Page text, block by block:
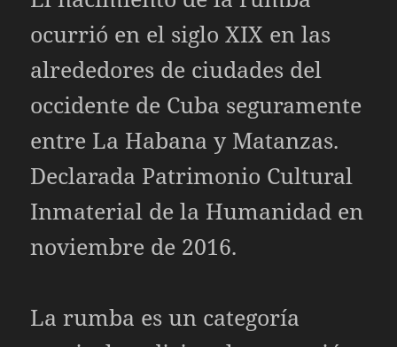
ocurrió en el siglo XIX en las
alrededores de ciudades del
occidente de Cuba seguramente
entre La Habana y Matanzas.
Declarada Patrimonio Cultural
Inmaterial de la Humanidad en
noviembre de 2016.
La rumba es un categoría